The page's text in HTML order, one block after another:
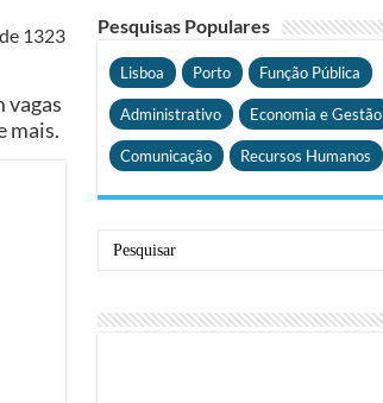
1323
vagas
mais.
Pesquisas Populares
Lisboa Porto Função Pública
Administrativo Economia e Gestão
Comunicação Recursos Humanos